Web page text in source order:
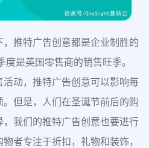
推特广告创意都是企业制胜的
是英国零售商的销售旺季。
动，推特广告创意可以影响每
但是，人们在圣诞节前后的购
我们的推特广告创意也要进行
者专注于折扣，礼物和装饰，